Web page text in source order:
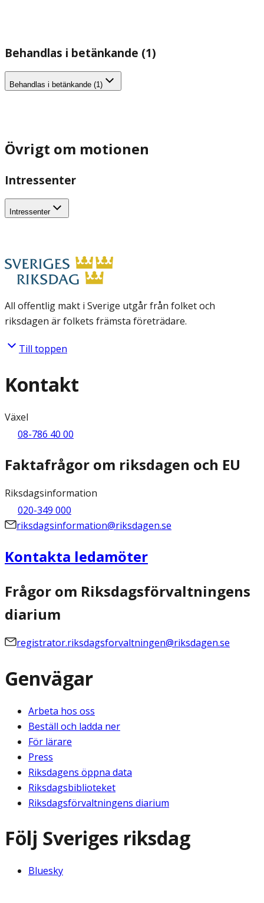
Behandlas i betänkande (1)
Behandlas i betänkande (1)
Övrigt om motionen
Intressenter
Intressenter
All offentlig makt i Sverige utgår från folket och
riksdagen är folkets främsta företrädare.
Till toppen
Kontakt
Växel
08-786 40 00
Faktafrågor om riksdagen och EU
Riksdagsinformation
020-349 000
riksdagsinformation@riksdagen.se
Kontakta ledamöter
Frågor om Riksdagsförvaltningens
diarium
registrator.riksdagsforvaltningen@riksdagen.se
Genvägar
Arbeta hos oss
Beställ och ladda ner
För lärare
Press
Riksdagens öppna data
Riksdagsbiblioteket
Riksdagsförvaltningens diarium
Följ Sveriges riksdag
Bluesky